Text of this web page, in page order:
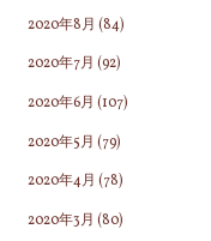
2020年8月 (84)
2020年7月 (92)
2020年6月 (107)
2020年5月 (79)
2020年4月 (78)
2020年3月 (80)